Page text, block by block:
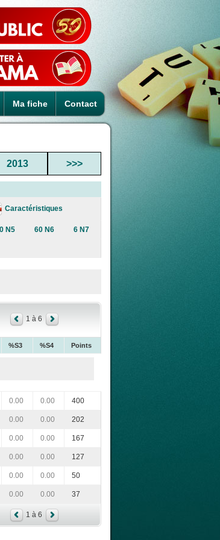
Ma fiche Contact
2013 >>>
Caractéristiques
N5 60 N6 6 N7
1 à 6
%S3 %S4 Points
0.00 0.00 400
0.00 0.00 202
0.00 0.00 167
0.00 0.00 127
0.00 0.00 50
0.00 0.00 37
1 à 6